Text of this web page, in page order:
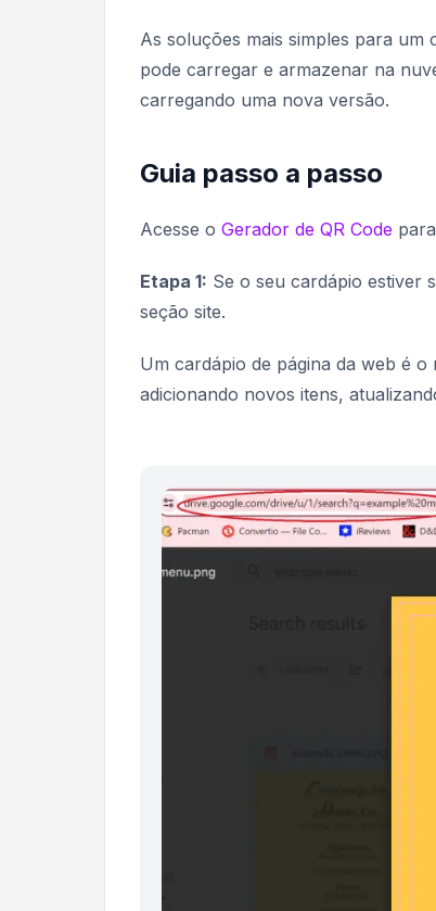
As soluções mais simples para um
pode carregar e armazenar na
carregando uma nova versão.
Guia passo a passo
Acesse o Gerador de QR Code
Etapa 1: Se o seu cardápio estiver
seção site.
Um cardápio de página da web é
adicionando novos itens,